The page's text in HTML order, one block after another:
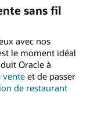
sans fil
avec nos
le moment idéal
Oracle à
vente et de passer
de restaurant